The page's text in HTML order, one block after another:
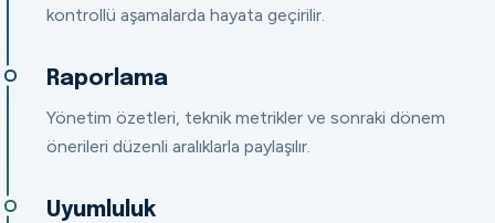
kontrollü aşamalarda hayata geçirilir.
Raporlama
Yönetim özetleri, teknik metrikler ve sonraki dönem
önerileri düzenli aralıklarla paylaşılır.
Uyumluluk